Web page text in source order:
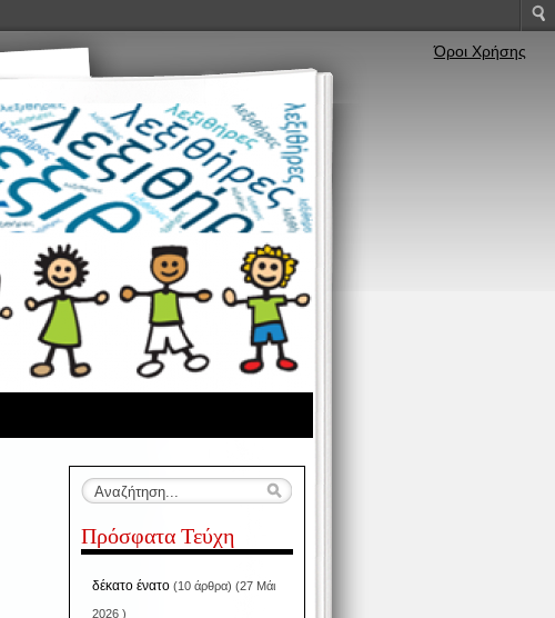
Πρόσφατα Τεύχη
δέκατο ένατο(10 άρθρα) (27 Μάι
2026 )
Όροι Χρήσης